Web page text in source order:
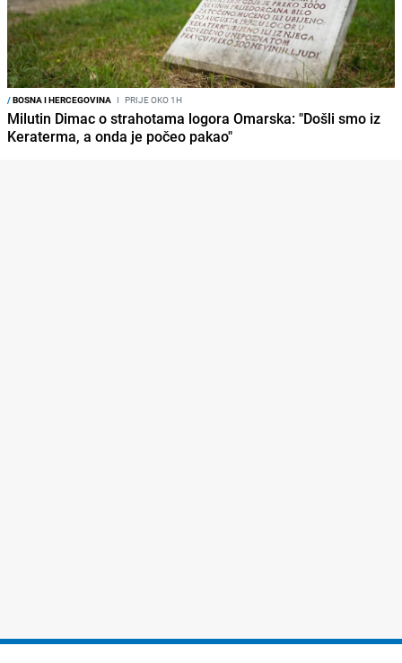
/BOSNA I HERCEGOVINA I PRIJE OKO 1H
Milutin Dimac o strahotama logora Omarska: "Došli smo iz
Keraterma, a onda je počeo pakao"